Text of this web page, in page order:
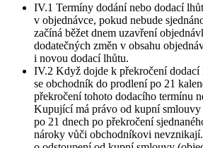
IV.1 Termíny dodání nebo dodací
v objednávce, pokud nebude
začíná běžet dnem uzavření
dodatečných změn v obsahu
i novou dodací lhůtu.
IV.2 Když dojde k překročení dodací
se obchodník do prodlení po 21
překročení tohoto dodacího termínu
Kupující má právo od kupní
po 21 dnech po překročení
nároky vůči obchodníkovi